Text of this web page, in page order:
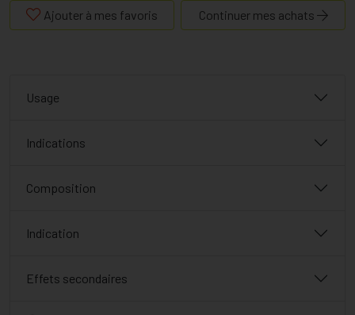
Ajouter à mes favoris Continuer mes achats
Usage
Indications
Composition
Indication
Effets secondaires